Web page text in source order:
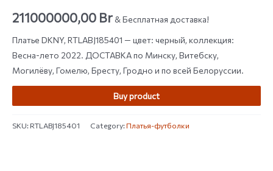
out of 5
based on
ratings
211000000,00 Br& Бесплатная доставка!
Платье DKNY, RTLABJ185401 — цвет: черный, коллекция:
Весна-лето 2022. ДОСТАВКА по Минску, Витебску,
Могилёву, Гомелю, Бресту, Гродно и по всей Белоруссии.
Buy product
SKU:RTLABJ185401 Category:Платья-футболки